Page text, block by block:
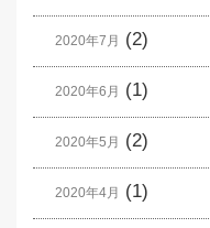
2020年7月 (2)
2020年6月 (1)
2020年5月 (2)
2020年4月 (1)